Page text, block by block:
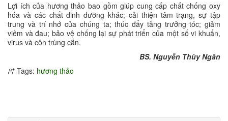
Lợi ích của hương thảo bao gồm giúp cung cấp chất chống oxy
hóa và các chất dinh dưỡng khác; cải thiện tâm trạng, sự tập
trung và trí nhớ của chúng ta; thúc đẩy tăng trưởng tóc; giảm
viêm và đau; bảo vệ chống lại sự phát triển của một số vi khuẩn,
virus và côn trùng cắn.
BS. Nguyễn Thùy Ngân
Tags: hương thảo